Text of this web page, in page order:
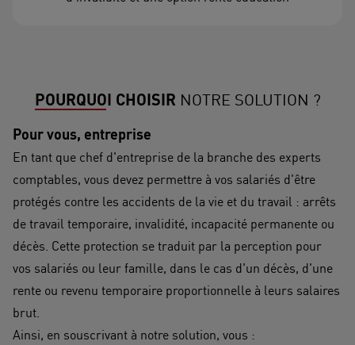
POURQUOI CHOISIRNOTRE SOLUTION ?
Pour vous, entreprise
En tant que chef d'entreprise de la branche des experts
comptables, vous devez permettre à vos salariés d'être
protégés contre les accidents de la vie et du travail : arrêts
de travail temporaire, invalidité, incapacité permanente ou
décès. Cette protection se traduit par la perception pour
vos salariés ou leur famille, dans le cas d'un décès, d'une
rente ou revenu temporaire proportionnelle à leurs salaires
brut.
Ainsi, en souscrivant à notre solution, vous :